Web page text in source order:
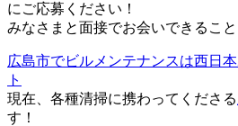
にご応募ください！
みなさまと面接でお会いできるこ
広島市でビルメンテナンスは西日
ト
現在、各種清掃に携わってくださる
す！